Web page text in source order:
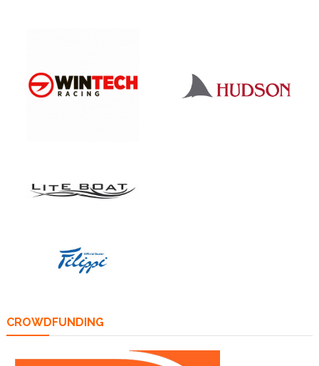
CROWDFUNDING